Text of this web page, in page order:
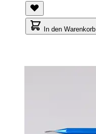
In den Warenkorb